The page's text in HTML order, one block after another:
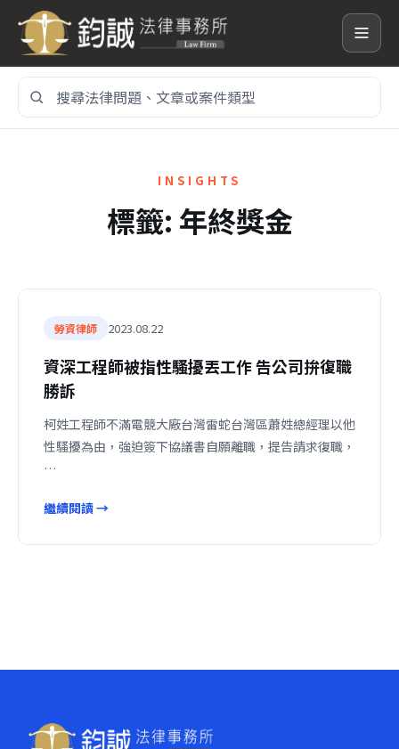
搜
尋
網
INSIGHTS
標籤: 年終獎金
勞資律師 2023.08.22
資深工程師被指性騷擾丟工作 告公司拚復職
勝訴
柯姓工程師不滿電競大廠台灣雷蛇台灣區蕭姓總經理以他
性騷擾為由，強迫簽下協議書自願離職，提告請求復職，
…
繼續閱讀 →